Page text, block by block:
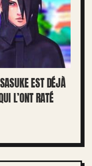
EST DÉJÀ
L’ONT RATÉ